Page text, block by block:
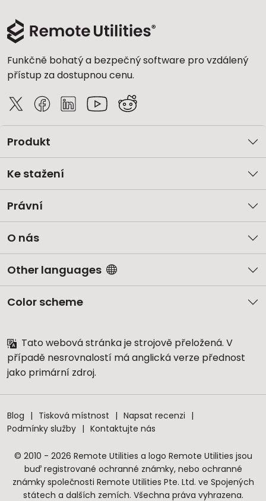
Funkčně bohatý a bezpečný software pro vzdálený
přístup za dostupnou cenu.
Produkt
Ke stažení
Právní
O nás
Other languages
Color scheme
Tato webová stránka je strojově přeložená. V
případě nesrovnalostí má anglická verze přednost
jako primární zdroj.
Blog Tisková místnost
Napsat recenzi
Podmínky služby
Kontaktujte nás
© 2010 - 2026 Remote Utilities a logo Remote Utilities jsou
buď registrované ochranné známky, nebo ochranné
známky společnosti Remote Utilities Pte. Ltd. ve Spojených
státech a dalších zemích. Všechna práva vyhrazena.